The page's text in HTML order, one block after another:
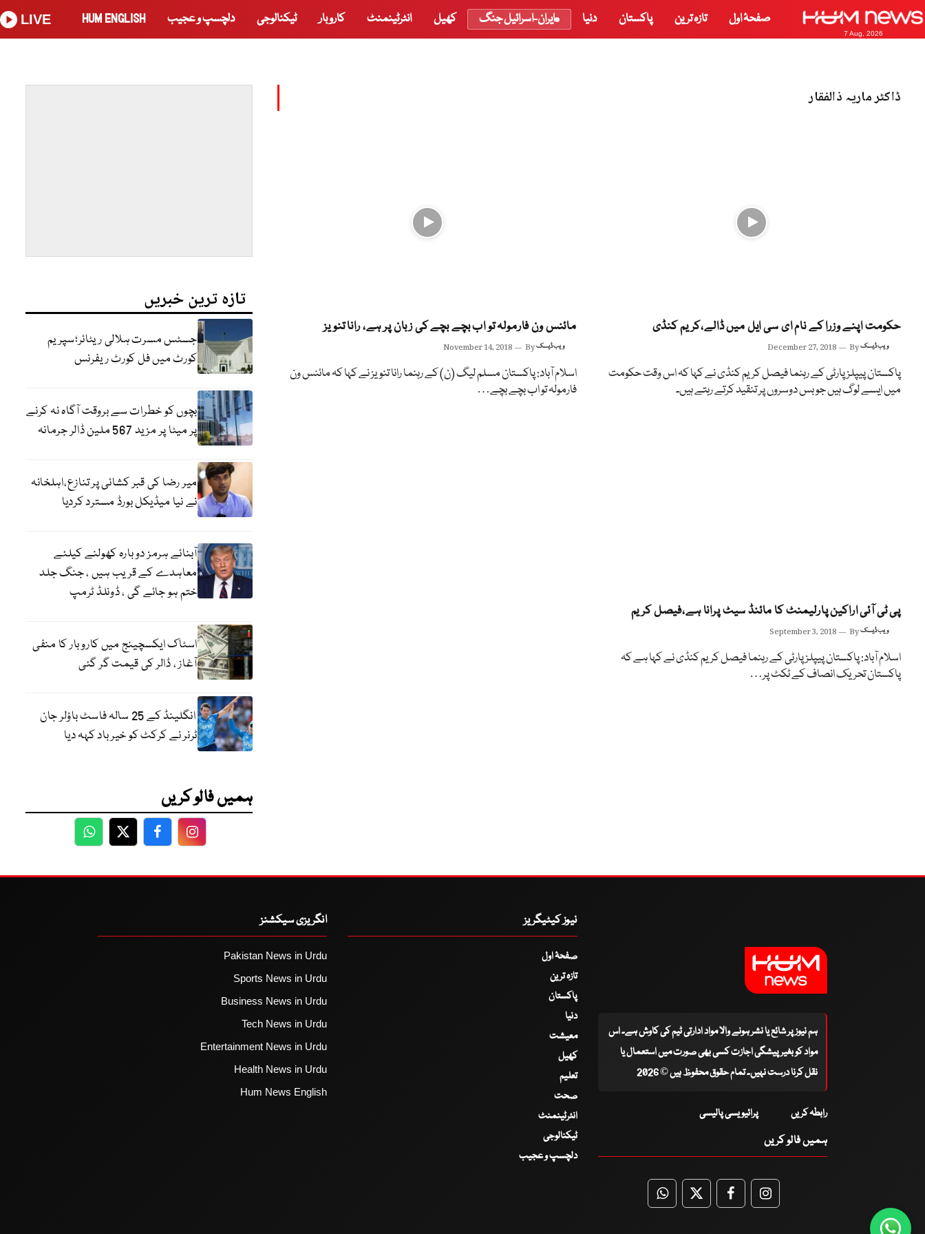
7 Aug, 2026
صفحۂ اول تازہ ترین پاکستان دنیا ایران-اسرائیل جنگ کھیل انٹرٹینمنٹ کاروبار ٹیکنالوجی دلچسپ و عجیب HUM ENGLISH
LIVE
ڈاکٹر ماریہ ذالفقار
حکومت اپنے وزرا کے نام ای سی ایل میں ڈالے،کریم کنڈی
December 27, 2018 Byویب ڈیسک
پاکستان پیپلز پارٹی کے رہنما فیصل کریم کنڈی نے کہا کہ اس وقت حکومت
میں ایسے لوگ ہیں جو بس دوسروں پر تنقید کرتے رہتے ہیں۔
مائنس ون فارمولہ تو اب بچے بچے کی زبان پر ہے، رانا تنویز
November 14, 2018 Byویب ڈیسک
اسلام آباد: پاکستان مسلم لیگ (ن) کے رہنما رانا تنویز نے کہا کہ مائنس ون
فارمولہ تو اب بچے بچے…
پی ٹی آئی اراکین پارلیمنٹ کا مائنڈ سیٹ پرانا ہے،فیصل کریم
September 3, 2018 Byویب ڈیسک
اسلام آباد: پاکستان پیپلز پارٹی کے رہنما فیصل کریم کنڈی نے کہا ہے کہ
پاکستان تحریک انصاف کے ٹکٹ پر…
تازہ ترین خبریں
جسٹس مسرت ہلالی ریٹائر؛سپریم
کورٹ میں فل کورٹ ریفرنس
بچوں کو خطرات سے بروقت آگاہ نہ کرنے
پر میٹا پر مزید 567 ملین ڈالر جرمانہ
میر رضا کی قبر کشائی پر تنازع،اہلخانہ
نے نیا میڈیکل بورڈ مسترد کردیا
آبنائے ہرمز دوبارہ کھولنے کیلئے
معاہدے کے قریب ہیں ، جنگ جلد
ختم ہو جائے گی ، ڈونلڈ ٹرمپ
اسٹاک ایکسچینج میں کاروبار کا منفی
آغاز ، ڈالر کی قیمت گر گئی
انگلینڈ کے 25 سالہ فاسٹ باؤلر جان
ٹرنر نے کرکٹ کو خیر باد کہہ دیا
ہمیں فالو کریں
WhatsApp
TwitterFacebookFacebook
ہم نیوز پر شائع یا نشر ہونے والا مواد ادارتی ٹیم کی کاوش ہے۔ اس
مواد کو بغیر پیشگی اجازت کسی بھی صورت میں استعمال یا
نقل کرنا درست نہیں۔ تمام حقوق محفوظ ہیں © 2026
رابطہ کریں پرائیویسی پالیسی
ہمیں فالو کریں
WhatsApp
TwitterFacebookFacebook
نیوز کیٹیگریز
صفحۂ اول
تازہ ترین
پاکستان
دنیا
معیشت
کھیل
تعلیم
صحت
انٹرٹینمنٹ
ٹیکنالوجی
دلچسپ و عجیب
انگریزی سیکشنز
Pakistan News in Urdu
Sports News in Urdu
Business News in Urdu
Tech News in Urdu
Entertainment News in Urdu
Health News in Urdu
Hum News English